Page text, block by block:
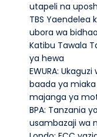
utapeli na
TBS Yaendelea
ubora wa
Katibu Tawala
ya hewa
EWURA:
baada ya
majanga ya
BPA: Tanzania
usambazaji wa